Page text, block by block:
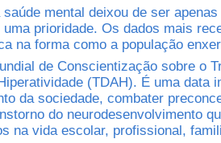
mental deixou de ser
prioridade. Os dados mais
na forma como a população
de Conscientização sobre o
(TDAH). É uma data
da sociedade, combater
do neurodesenvolvimento
na vida escolar, profissional,